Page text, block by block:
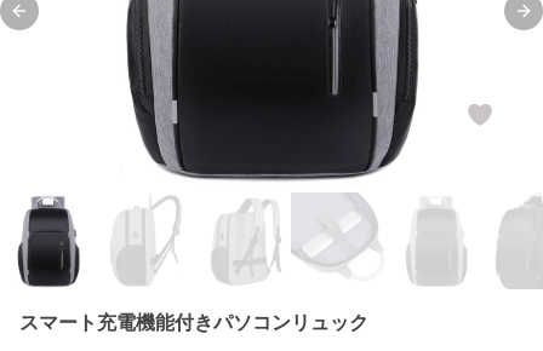
Previous slide
スマート充電機能付きパソコンリュック